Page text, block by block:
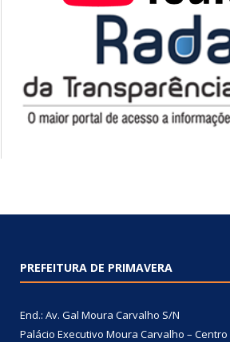
PREFEITURA DE PRIMAVERA
End.: Av. Gal Moura Carvalho S/N
Palácio Executivo Moura Carvalho – Centro